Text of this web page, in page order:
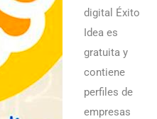
digital Éxito
Idea es
gratuita y
contiene
perfiles de
empresas